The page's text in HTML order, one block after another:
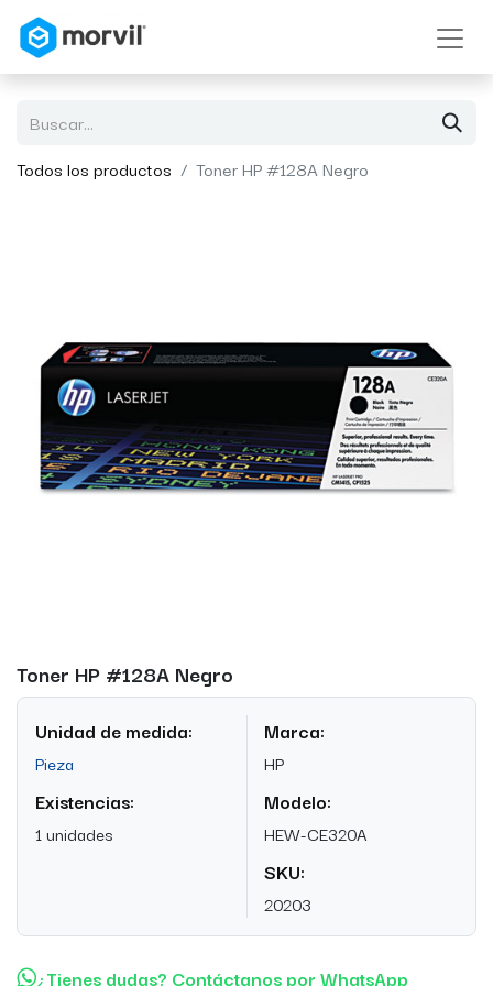
Todos los productos Toner HP #128A Negro
Toner HP #128A Negro
Unidad de medida:
Pieza
Existencias:
1 unidades
Marca:
HP
Modelo:
HEW-CE320A
SKU:
20203
¿Tienes dudas? Contáctanos por WhatsApp